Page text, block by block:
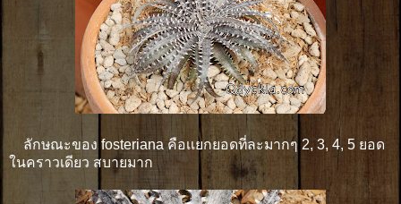
ลักษณะของ fosteriana คือเเยกยอดที่ละมากๆ 2, 3, 4, 5 ยอด
ในคราวเดียว สบายมาก